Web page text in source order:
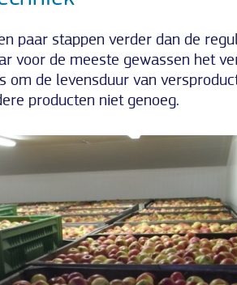
paar stappen verder dan de
voor de meeste gewassen het
om de levensduur van
producten niet genoeg.